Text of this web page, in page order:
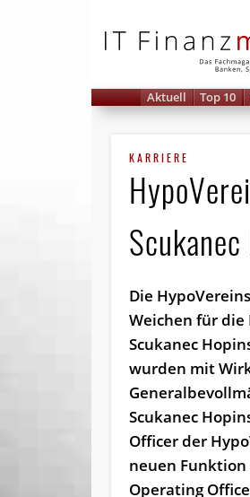
Aktuell Top 10
KARRIERE
Die
Weichen für die
Scukanec
wurden mit
Scukanec
Officer der
neuen Funktion
Operating